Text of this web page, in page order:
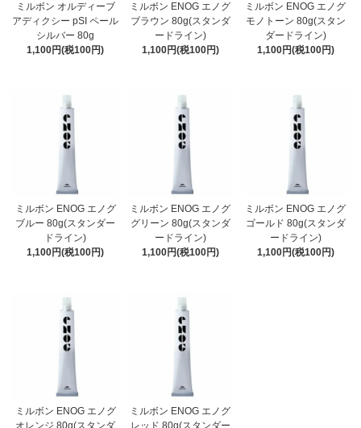
ミルボン オルディーブ
アディクシー pSI ペール
シルバー 80g
1,100円(税100円)
ミルボン ENOG エノグ
ブラウン 80g(スタンダ
ードライン)
1,100円(税100円)
ミルボン ENOG エノグ
モノトーン 80g(スタン
ダードライン)
1,100円(税100円)
ミルボン ENOG エノグ
ブルー 80g(スタンダー
ドライン)
1,100円(税100円)
ミルボン ENOG エノグ
グリーン 80g(スタンダ
ードライン)
1,100円(税100円)
ミルボン ENOG エノグ
ゴールド 80g(スタンダ
ードライン)
1,100円(税100円)
ミルボン ENOG エノグ
オレンジ 80g(スタンダ
ミルボン ENOG エノグ
レッド 80g(スタンダー